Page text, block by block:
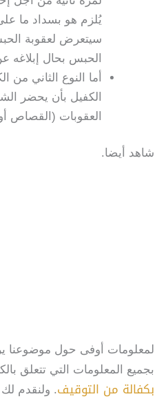
يُلزم هو بسداد ما
سيتعرض لعقوبة
الحبس بحال إبلاغه
أما النوع الثاني من
الكفيل بأن يحضر
العقوبات (القصاص
شاهد أيضا.
لمعلومات أوفى حول موضوعنا
بجميع المعلومات التي تتعلق
بكفالة من التوقيف. ولنقدم